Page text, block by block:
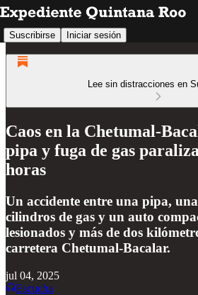
Suscribirse Iniciar sesión
Lee sin distracciones en
Caos en la Chetumal-
pipa y fuga de gas
horas
Un accidente entre una pipa,
cilindros de gas y un auto
lesionados y más de dos
carretera Chetumal-Bacalar.
jul 04, 2025
Escucha